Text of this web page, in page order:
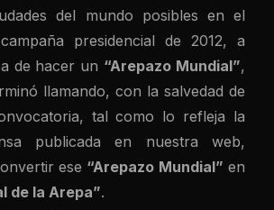
del mundo posibles en el
presidencial de 2012, a
de hacer un “Arepazo Mundial”,
llamando, con la salvedad de
tal como lo refleja la
publicada en nuestra web,
ese “Arepazo Mundial” en
de la Arepa”.